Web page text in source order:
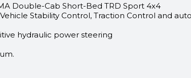
Double-Cab Short-Bed TRD Sport 4x4
Stability Control, Traction Control and
hydraulic power steering